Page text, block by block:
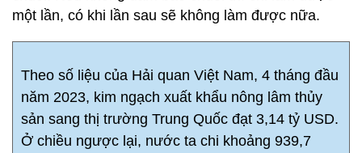
một lần, có khi lần sau sẽ không làm được nữa.
Theo số liệu của Hải quan Việt Nam, 4 tháng đầu
năm 2023, kim ngạch xuất khẩu nông lâm thủy
sản sang thị trường Trung Quốc đạt 3,14 tỷ USD.
Ở chiều ngược lại, nước ta chi khoảng 939,7